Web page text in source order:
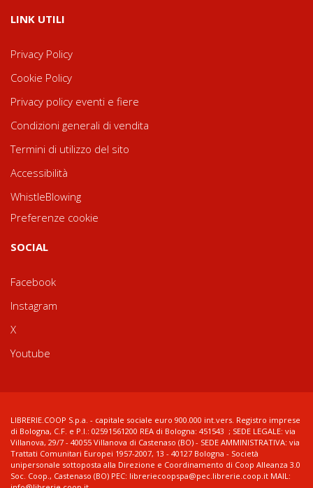
LINK UTILI
Privacy Policy
Cookie Policy
Privacy policy eventi e fiere
Condizioni generali di vendita
Termini di utilizzo del sito
Accessibilità
WhistleBlowing
Preferenze cookie
SOCIAL
Facebook
Instagram
X
Youtube
LIBRERIE.COOP S.p.a. - capitale sociale euro 900.000 int.vers. Registro imprese
di Bologna, C.F. e P.I.: 02591561200 REA di Bologna: 451543 ; SEDE LEGALE: via
Villanova, 29/7 - 40055 Villanova di Castenaso (BO) - SEDE AMMINISTRATIVA: via
Trattati Comunitari Europei 1957-2007, 13 - 40127 Bologna - Società
unipersonale sottoposta alla Direzione e Coordinamento di Coop Alleanza 3.0
Soc. Coop., Castenaso (BO) PEC: libreriecoopspa@pec.librerie.coop.it MAIL: